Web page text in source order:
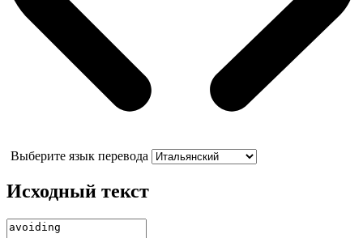
Выберите язык перевода
Исходный текст